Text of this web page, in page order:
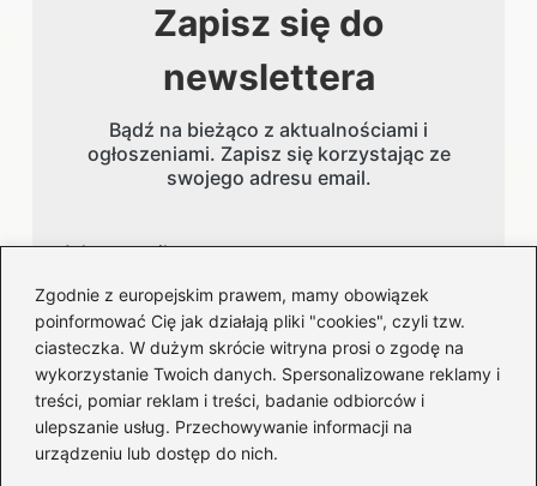
Zgodnie z europejskim prawem, mamy obowiązek
poinformować Cię jak działają pliki "cookies", czyli tzw.
ciasteczka. W dużym skrócie witryna prosi o zgodę na
wykorzystanie Twoich danych. Spersonalizowane reklamy i
treści, pomiar reklam i treści, badanie odbiorców i
ulepszanie usług. Przechowywanie informacji na
urządzeniu lub dostęp do nich.
Zapisz się do
newslettera
Bądź na bieżąco z aktualnościami i
ogłoszeniami. Zapisz się korzystając ze
swojego adresu email.
Adres email
Kategorie